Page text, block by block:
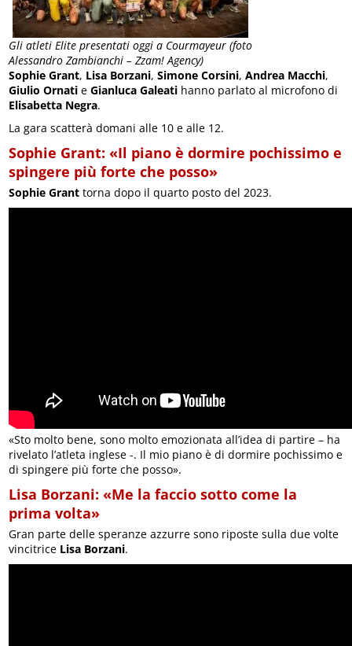
Gli atleti Elite presentati oggi a Courmayeur (foto
Alessandro Zambianchi – Zzam! Agency)
Sophie Grant, Lisa Borzani,Simone Corsini,Andrea Macchi,
Giulio Ornati eGianluca Galeati hanno parlato al microfono di
Elisabetta Negra.
La gara scatterà domani alle 10 e alle 12.
Sophie Grant: «Il piano è dormire pochissimo e
spingere più forte che posso»
Sophie Grant torna dopo il quarto posto del 2023.
«Sto molto bene, sono molto emozionata all’idea di partire – ha
rivelato l’atleta inglese -. Il mio piano è di dormire pochissimo e
di spingere più forte che posso».
Lisa Borzani: «Me la faccio sotto come la
prima volta»
Gran parte delle speranze azzurre sono riposte sulla due volte
vincitrice Lisa Borzani.